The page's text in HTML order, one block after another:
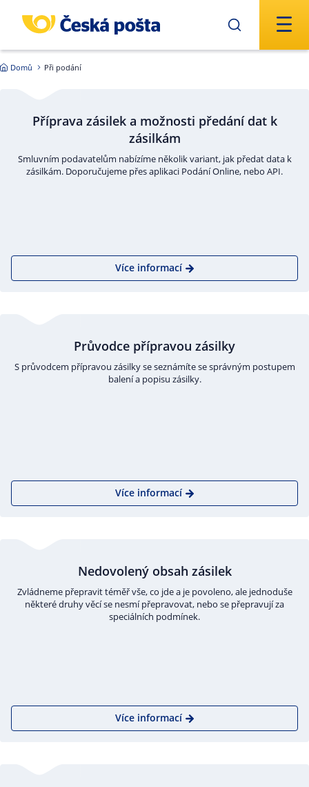
Domů Při podání
Příprava zásilek a možnosti předání dat k
zásilkám
Smluvním podavatelům nabízíme několik variant, jak předat data k
zásilkám. Doporučujeme přes aplikaci Podání Online, nebo API.
Více informací
Průvodce přípravou zásilky
S průvodcem přípravou zásilky se seznámíte se správným postupem
balení a popisu zásilky.
Více informací
Nedovolený obsah zásilek
Zvládneme přepravit téměř vše, co jde a je povoleno, ale jednoduše
některé druhy věcí se nesmí přepravovat, nebo se přepravují za
speciálních podmínek.
Více informací